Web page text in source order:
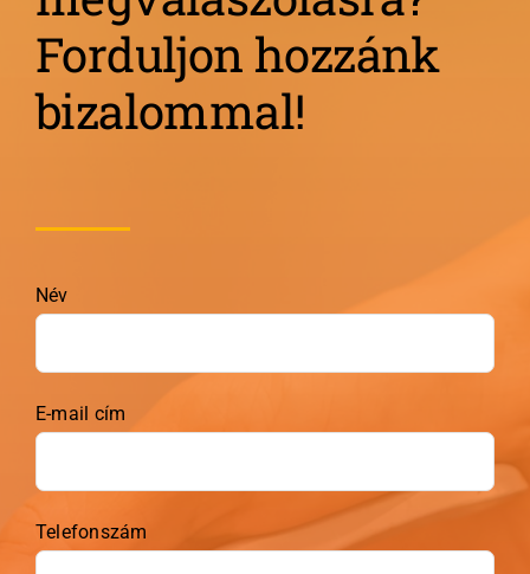
Forduljon hozzánk
bizalommal!
Név
E-mail cím
Telefonszám